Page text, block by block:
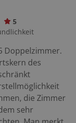
noch
über
bietet Dir
Eifel |
der keltische
den
im Jahre 16 v.
Trier ist so
5
Doppelzimmer.
des
die Zimmer
sehr